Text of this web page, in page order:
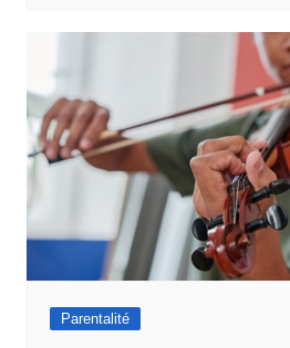
Angle de rayonnement
Raccordement électrique
oui, Commande via Bluetooth:
avec Apple HomeKit: non,
Amazon Alexa: non,
Assistant: non, Compatible
Compatible IFTTT: oui
Parentalité